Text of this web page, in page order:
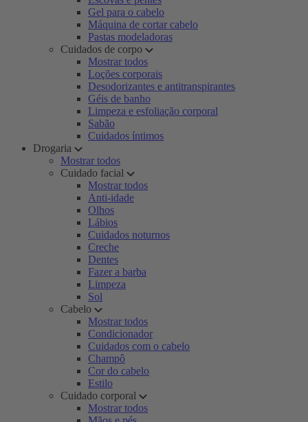
Gel para o cabelo
Máquina de cortar cabelo
Pastas modeladoras
Cuidados de corpo
Mostrar todos
Loções corporais
Desodorizantes e antitranspirantes
Géis de banho
Limpeza e esfoliação corporal
Sabão
Cuidados íntimos
Drogaria
Mostrar todos
Cuidado facial
Mostrar todos
Anti-idade
Olhos
Lábios
Cuidados noturnos
Creche
Dentes
Fazer a barba
Limpeza
Sol
Cabelo
Mostrar todos
Condicionador
Cuidados com o cabelo
Champô
Cor do cabelo
Estilo
Cuidado corporal
Mostrar todos